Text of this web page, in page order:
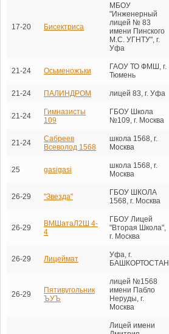
17-20 Бисектриса
МБОУ
"Инженерный
лицей № 83
имени Пинского
М.С. УГНТУ", г.
Уфа
21-24 Осьменожъки
ГАОУ ТО ФМШ, г.
Тюмень
21-24 ПАЛИНДРОМ лицей 83, г. Уфа
21-24
Гимназисты
109
ГБОУ Школа
№109, г. Москва
21-24
Сабреев
Всеволод 1568
школа 1568, г.
Москва
25 gasigasi
школа 1568, г.
Москва
26-29 "Звезда"
ГБОУ ШКОЛА
1568, г. Москва
26-29
ВМШатаЛ2Ш 4-
4
ГБОУ Лицей
"Вторая Школа",
г. Москва
26-29 Лицеймат
Уфа, г.
БАШКОРТОСТАН
26-29
Пятивугольник
ЪУЪ
лицей №1568
имени Пабло
Неруды, г.
Москва
Лицей имени